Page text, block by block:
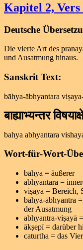
Kapitel 2, Vers
Deutsche
Die vierte Art des
und Ausatmung hinaus.
Sanskrit Text:
bāhya-ābhyantara
बाह्याभ्यन्तर
bahya abhyantara
Wort-für-Wort-
bāhya = äußerer
abhyantara =
viṣayā = Bereich,
bāhya-ābhyantra
der Ausatmung
abhyantra-viṣayā
ākṣepī = darüber
caturtha = das